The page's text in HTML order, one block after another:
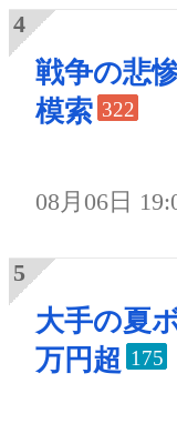
戦争の悲
模索 322
08月06日
大手の夏
万円超 175